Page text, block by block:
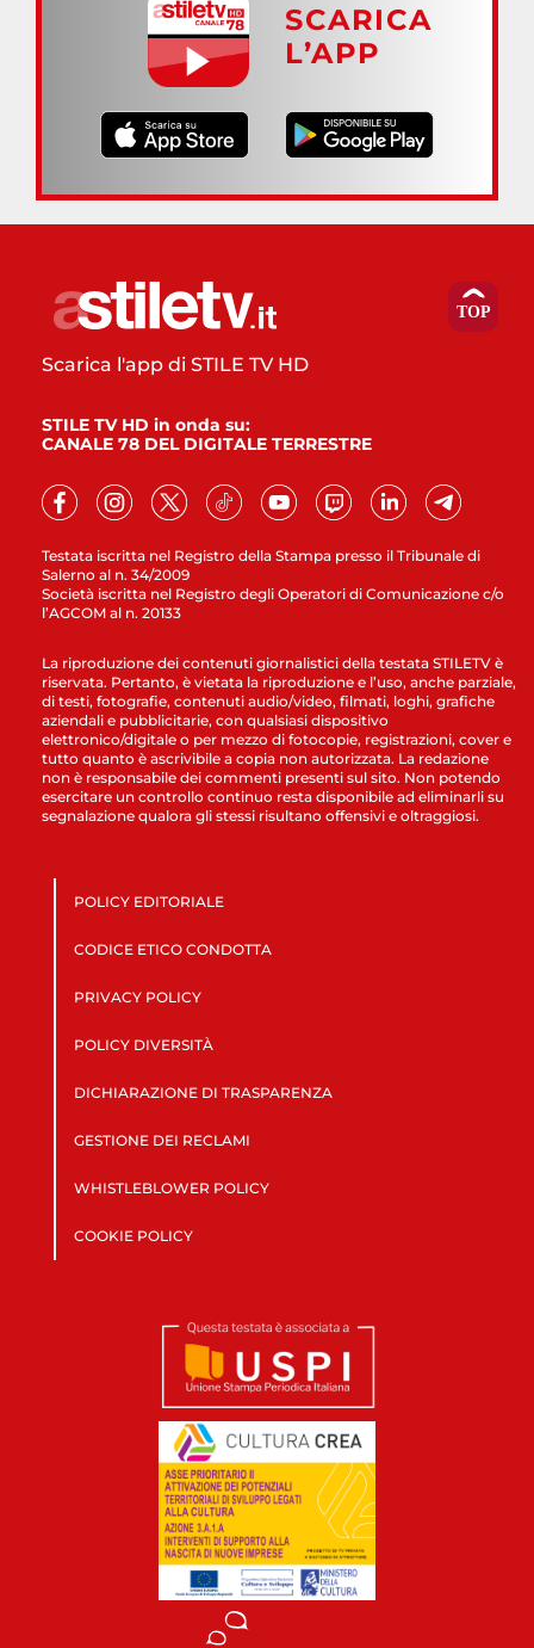
SCARICA
L’APP
Testata iscritta nel Registro della Stampa presso il Tribunale di
Salerno al n. 34/2009
Società iscritta nel Registro degli Operatori di Comunicazione c/o
l’AGCOM al n. 20133
Scarica l'app di STILE TV HD
STILE TV HD in onda su:
CANALE 78 DEL DIGITALE TERRESTRE
La riproduzione dei contenuti giornalistici della testata STILETV è
riservata. Pertanto, è vietata la riproduzione e l’uso, anche parziale,
di testi, fotografie, contenuti audio/video, filmati, loghi, grafiche
aziendali e pubblicitarie, con qualsiasi dispositivo
elettronico/digitale o per mezzo di fotocopie, registrazioni, cover e
tutto quanto è ascrivibile a copia non autorizzata. La redazione
non è responsabile dei commenti presenti sul sito. Non potendo
esercitare un controllo continuo resta disponibile ad eliminarli su
segnalazione qualora gli stessi risultano offensivi e oltraggiosi.
POLICY EDITORIALE
CODICE ETICO CONDOTTA
PRIVACY POLICY
POLICY DIVERSITÀ
DICHIARAZIONE DI TRASPARENZA
GESTIONE DEI RECLAMI
WHISTLEBLOWER POLICY
COOKIE POLICY